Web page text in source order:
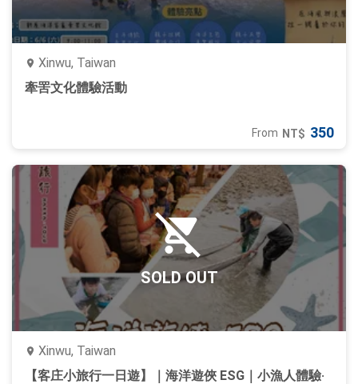
Xinwu, Taiwan
牽罟文化體驗活動
From NT$ 350
SOLD OUT
Xinwu, Taiwan
【客庄小旅行一日遊】｜海洋遊俠 ESG｜小漁人體驗‧